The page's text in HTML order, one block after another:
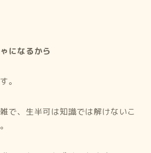
になるから
。
で、生半可は知識では解けないこ